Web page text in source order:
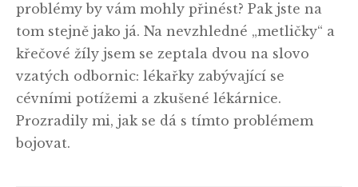
problémy by vám mohly přinést? Pak jste na
tom stejně jako já. Na nevzhledné „metličky“ a
křečové žíly jsem se zeptala dvou na slovo
vzatých odbornic: lékařky zabývající se
cévními potížemi a zkušené lékárnice.
Prozradily mi, jak se dá s tímto problémem
bojovat.